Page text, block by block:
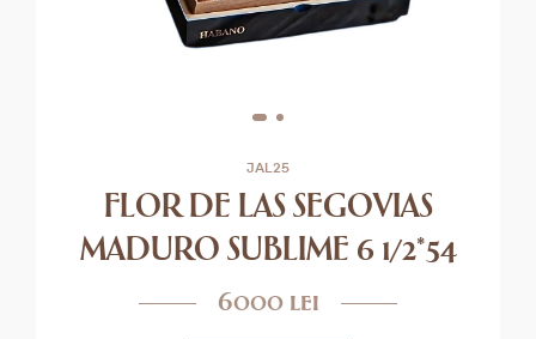
JAL25
FLOR DE LAS SEGOVIAS
MADURO SUBLIME 6 1/2*54
6000 lei